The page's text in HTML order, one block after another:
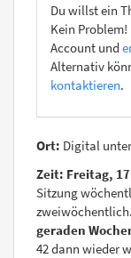
Du willst ein
Kein
Account und
Alternativ
kontaktieren.
Ort: Digital
Zeit: Freitag,
Sitzung
geraden
42 dann wieder